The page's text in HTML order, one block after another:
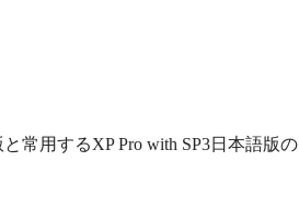
常用するXP Pro with SP3日本語